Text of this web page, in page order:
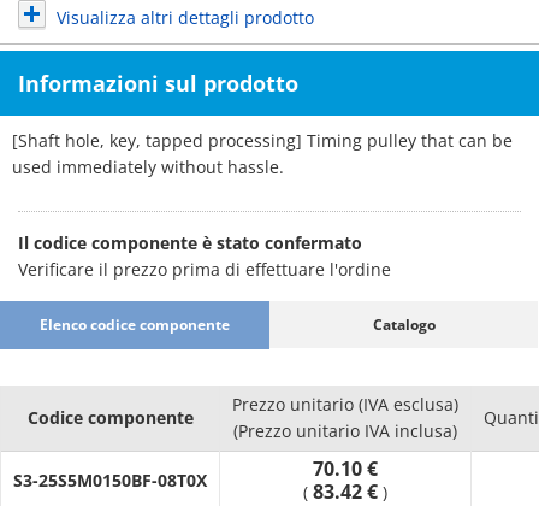
Visualizza altri dettagli prodotto
Informazioni sul prodotto
[Shaft hole, key, tapped processing] Timing pulley that can be
used immediately without hassle.
Il codice componente è stato confermato
Verificare il prezzo prima di effettuare l'ordine
Elenco codice componente Catalogo
Codice componente
Prezzo unitario (IVA esclusa)
(Prezzo unitario IVA inclusa)
S3-25S5M0150BF-08T0X 70.10 €
( 83.42 € )